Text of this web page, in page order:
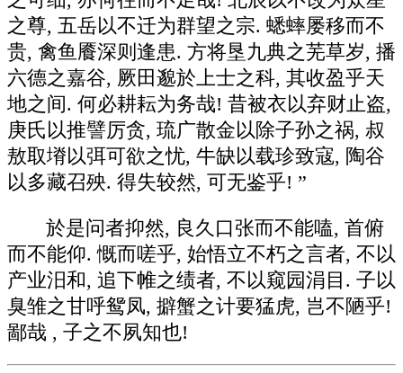
之尊, 五岳以不迁为群望之宗. 蟋蟀屡移而不
贵, 禽鱼餍深则逢患. 方将垦九典之芜草岁, 播
六德之嘉谷, 厥田邈於上士之科, 其收盈乎天
地之间. 何必耕耘为务哉! 昔被衣以弃财止盗,
庚氏以推譬厉贪, 琉广散金以除子孙之祸, 叔
敖取塉以弭可欲之忧, 牛缺以载珍致寇, 陶谷
以多藏召殃. 得失较然, 可无鉴乎! ”
於是问者抑然, 良久口张而不能嗑, 首俯
而不能仰. 慨而嗟乎, 始悟立不朽之言者, 不以
产业汨和, 追下帷之绩者, 不以窥园涓目. 子以
臭雏之甘呼鸳凤, 擗蟹之计要猛虎, 岂不陋乎!
鄙哉 , 子之不夙知也!